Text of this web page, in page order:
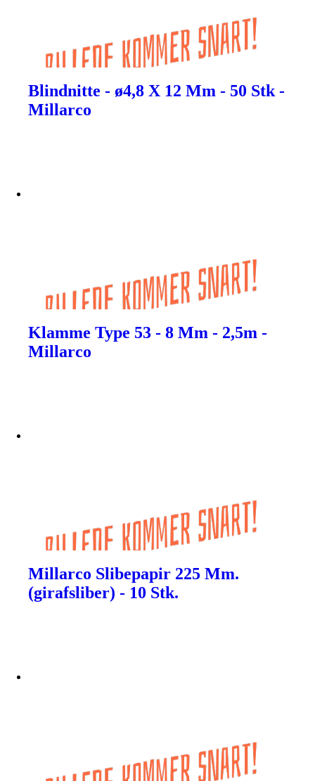
Blindnitte - ø4,8 X 12 Mm - 50 Stk -
Millarco
Klamme Type 53 - 8 Mm - 2,5m -
Millarco
Millarco Slibepapir 225 Mm.
(girafsliber) - 10 Stk.